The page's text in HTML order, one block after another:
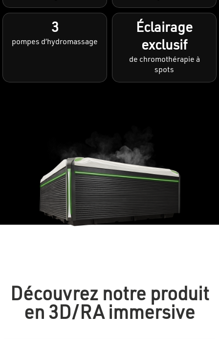
3
pompes d’hydromassage
Éclairage
exclusif
de chromothérapie à
spots
Découvrez notre produit
en 3D/RA immersive